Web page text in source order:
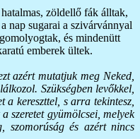
zöldellő fák álltak,
nap sugarai a szivárvánnyal
és mindenütt
emberek ültek.
azért mutatjuk meg Neked,
Szükségben levőkkel,
kereszttel, s arra tekintesz,
szeretet gyümölcsei, melyek
szomorúság és azért nincs